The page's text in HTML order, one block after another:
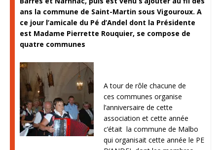
ans la commune de Saint-Martin sous Vigouroux. A
ce jour l’amicale du Pé d’Andel dont la Présidente
est Madame Pierrette Rouquier, se compose de
quatre communes
A tour de rôle chacune de
ces communes organise
l’anniversaire de cette
association et cette année
c’était la commune de Malbo
qui organisait cette année le PE